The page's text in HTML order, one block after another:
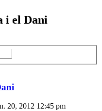
i el Dani
20, 2012 12:45 pm